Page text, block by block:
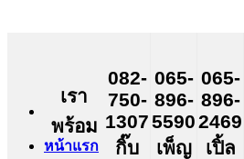
หน้าแรก
เรา
พร้อม
082-
750-
1307
กิ๊บ
065-
896-
5590
เพ็ญ
065-
896-
2469
เปิ้ล